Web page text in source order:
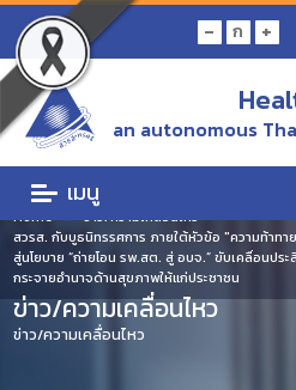
- ก +
an autonomous
เมนู
Home
ข่าว/ความเคลื่อนไหว
สวรส. กับบูธนิทรรศการ ภายใต้หัวข้อ "ความท้าท
สู่นโยบาย “ถ่ายโอน รพ.สต. สู่ อบจ.” ขับเคลื่อนป
กระจายอำนาจด้านสุขภาพให้แก่ประชาชน
ข่าว/ความเคลื่อนไหว
ข่าว/ความเคลื่อนไหว